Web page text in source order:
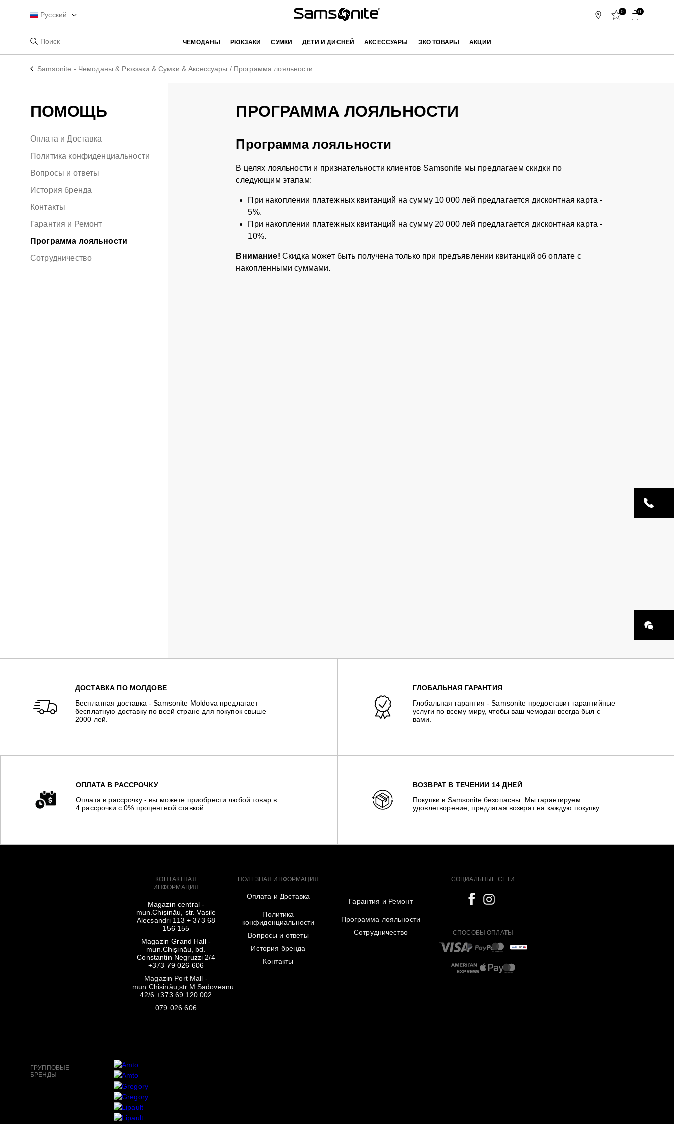
Русский 0 0
ЧЕМОДАНЫ РЮКЗАКИ СУМКИ ДЕТИ И ДИСНЕЙ АКСЕССУАРЫ ЭКО ТОВАРЫ АКЦИИ
Samsonite - Чемоданы & Рюкзаки & Сумки & Аксессуары / Программа лояльности
ПОМОЩЬ
Оплата и Доставка
Политика конфиденциальности
Вопросы и ответы
История бренда
Контакты
Гарантия и Ремонт
Программа лояльности
Сотрудничество
ПРОГРАММА ЛОЯЛЬНОСТИ
Программа лояльности
В целях лояльности и признательности клиентов Samsonite мы предлагаем скидки по
следующим этапам:
При накоплении платежных квитанций на сумму 10 000 лей предлагается дисконтная карта -
5%.
При накоплении платежных квитанций на сумму 20 000 лей предлагается дисконтная карта -
10%.
Внимание! Скидка может быть получена только при предъявлении квитанций об оплате с
накопленными суммами.
ДОСТАВКА ПО МОЛДОВЕ
Бесплатная доставка - Samsonite Moldova предлагает
бесплатную доставку по всей стране для покупок свыше
2000 лей.
ГЛОБАЛЬНАЯ ГАРАНТИЯ
Глобальная гарантия - Samsonite предоставит гарантийные
услуги по всему миру, чтобы ваш чемодан всегда был с
вами.
ОПЛАТА В РАССРОЧКУ
Оплата в рассрочку - вы можете приобрести любой товар в
4 рассрочки с 0% процентной ставкой
ВОЗВРАТ В ТЕЧЕНИИ 14 ДНЕЙ
Покупки в Samsonite безопасны. Мы гарантируем
удовлетворение, предлагая возврат на каждую покупку.
КОНТАКТНАЯ
ИНФОРМАЦИЯ
Magazin central -
mun.Chișinău, str. Vasile
Alecsandri 113 + 373 68
156 155
Magazin Grand Hall -
mun.Chișinău, bd.
Constantin Negruzzi 2/4
+373 79 026 606
Magazin Port Mall -
mun.Chișinău,str.M.Sadoveanu
42/6 +373 69 120 002
079 026 606
ПОЛЕЗНАЯ ИНФОРМАЦИЯ
Оплата и Доставка
Политика
конфиденциальности
Вопросы и ответы
История бренда
Контакты
Гарантия и Ремонт
Программа лояльности
Сотрудничество
СПОСОБЫ ОПЛАТЫ
СОЦИАЛЬНЫЕ СЕТИ
ГРУППОВЫЕ
БРЕНДЫ